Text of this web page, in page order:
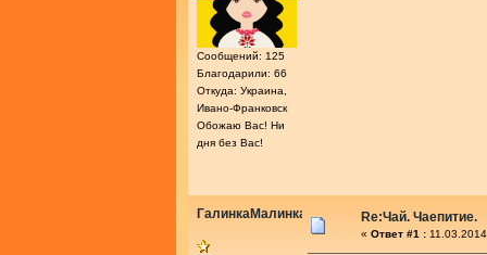
Сообщений: 125
Благодарили: 66
Откуда: Украина,
Ивано-Франковск
Обожаю Вас! Ни
дня без Вас!
ГалинкаМалинка Re:Чай. Чаепитие.
« Ответ #1 :